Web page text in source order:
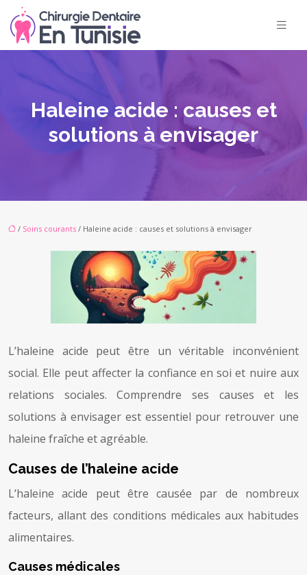
Haleine acide : causes et
solutions à envisager
/ Soins courants / Haleine acide : causes et solutions à envisager
L’haleine acide peut être un véritable inconvénient
social. Elle peut affecter la confiance en soi et nuire aux
relations sociales. Comprendre ses causes et les
solutions à envisager est essentiel pour retrouver une
haleine fraîche et agréable.
Causes de l’haleine acide
L’haleine acide peut être causée par de nombreux
facteurs, allant des conditions médicales aux habitudes
alimentaires.
Causes médicales